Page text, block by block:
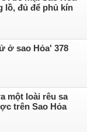
đủ để phủ kín
ở sao Hỏa' 378
một loài rêu sa
trên Sao Hỏa